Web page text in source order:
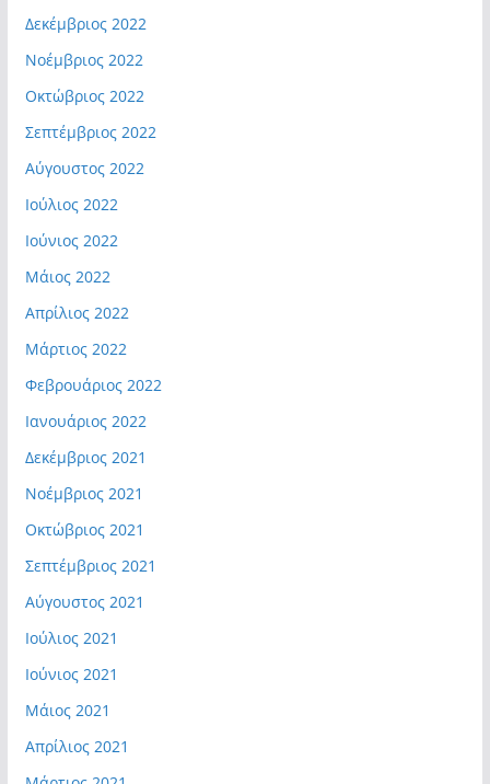
Δεκέμβριος 2022
Νοέμβριος 2022
Οκτώβριος 2022
Σεπτέμβριος 2022
Αύγουστος 2022
Ιούλιος 2022
Ιούνιος 2022
Μάιος 2022
Απρίλιος 2022
Μάρτιος 2022
Φεβρουάριος 2022
Ιανουάριος 2022
Δεκέμβριος 2021
Νοέμβριος 2021
Οκτώβριος 2021
Σεπτέμβριος 2021
Αύγουστος 2021
Ιούλιος 2021
Ιούνιος 2021
Μάιος 2021
Απρίλιος 2021